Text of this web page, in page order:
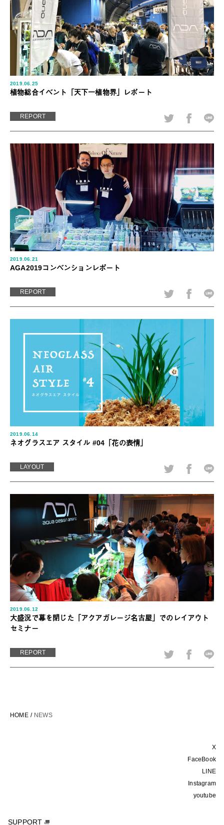
2019.06.25
植物総合イベント「天下一植物界」レポート
REPORT
2019.06.21
AGA2019コンベンションレポート
REPORT
2019.06.14
ネオグラスエア スタイル #04「花の表情」
LAYOUT
2019.06.12
大盛況で幕を閉じた「アクアガレージ名古屋」でのレイアウト
セミナー
REPORT
HOME NEWS
X
FaceBook
LINE
Instagram
youtube
SUPPORT